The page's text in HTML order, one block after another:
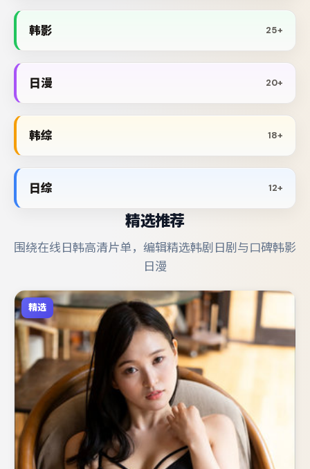
韩影 25+
日漫 20+
韩综 18+
日综 12+
精选推荐
围绕在线日韩高清片单，编辑精选韩剧日剧与口碑韩影
日漫
精选